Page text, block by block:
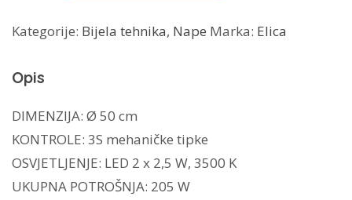
BL/F/50
Kategorije: Bijela tehnika, Nape Marka: Elica
Opis
DIMENZIJA: Ø 50 cm
KONTROLE: 3S mehaničke tipke
OSVJETLJENJE: LED 2 x 2,5 W, 3500 K
UKUPNA POTROŠNJA: 205 W